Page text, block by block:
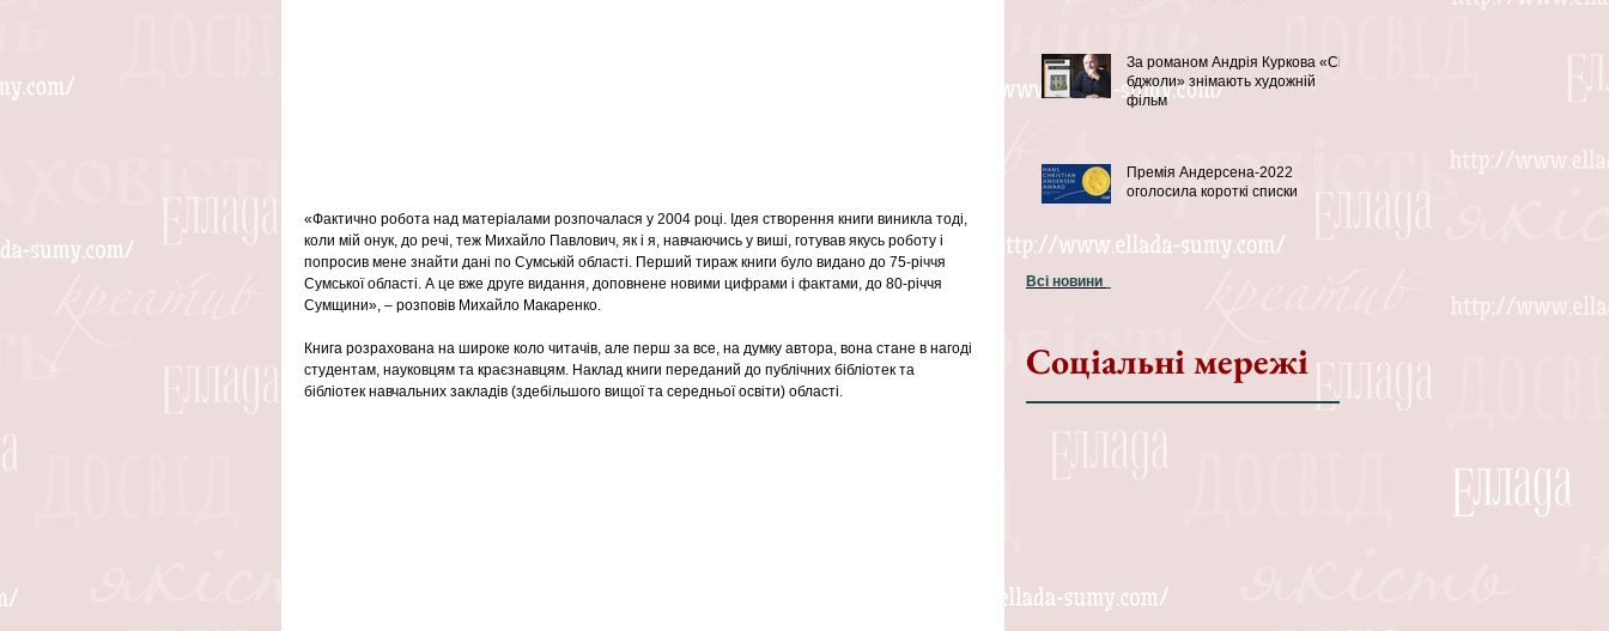
«Фактично робота над матеріалами розпочалася у 2004 році. Ідея створення книги виникла тоді,
коли мій онук, до речі, теж Михайло Павлович, як і я, навчаючись у виші, готував якусь роботу і
попросив мене знайти дані по Сумській області. Перший тираж книги було видано до 75-річчя
Сумської області. А це вже друге видання, доповнене новими цифрами і фактами, до 80-річчя
Сумщини», – розповів Михайло Макаренко.
Книга розрахована на широке коло читачів, але перш за все, на думку автора, вона стане в нагоді
студентам, науковцям та краєзнавцям. Наклад книги переданий до публічних бібліотек та
бібліотек навчальних закладів (здебільшого вищої та середньої освіти) області.
За романом Андрія Куркова «Сірі
бджоли» знімають художній
фільм
Премія Андерсена-2022
оголосила короткі списки
Всі новини
Соціальні мережі